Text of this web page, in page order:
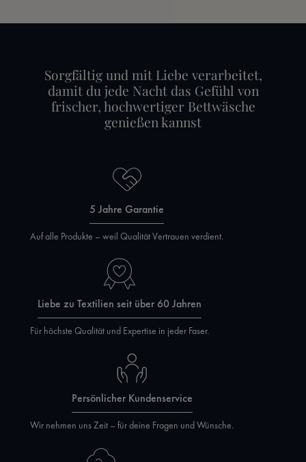
Sorgfältig und mit Liebe verarbeitet,
damit du jede Nacht das Gefühl von
frischer, hochwertiger Bettwäsche
genießen kannst
5 Jahre Garantie
Auf alle Produkte – weil Qualität Vertrauen verdient.
Liebe zu Textilien seit über 60 Jahren
Für höchste Qualität und Expertise in jeder Faser.
Persönlicher Kundenservice
Wir nehmen uns Zeit – für deine Fragen und Wünsche.